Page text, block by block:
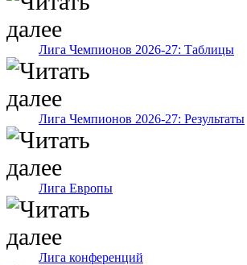
Лига Чемпионов 2026-27: Таблицы
Лига Чемпионов 2026-27: Результаты
Лига Европы
Лига конференций